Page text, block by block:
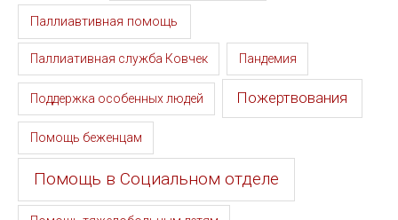
Паллиавтивная помощь
Паллиативная служба Ковчек Пандемия
Поддержка особенных людей Пожертвования
Помощь беженцам
Помощь в Социальном отделе